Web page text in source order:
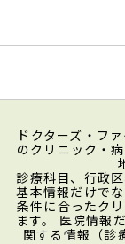
ドクターズ・フ
のクリニック・
診療科目、行政
基本情報だけで
条件に合ったク
ます。 医院情報
関する情報（診